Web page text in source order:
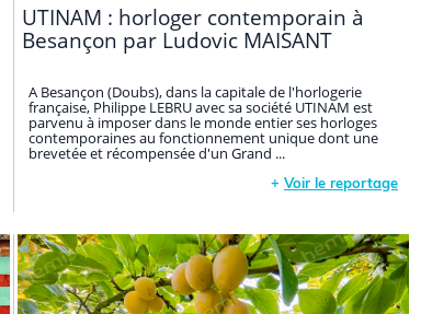
UTINAM : horloger contemporain à
Besançon par Ludovic MAISANT
A Besançon (Doubs), dans la capitale de l'horlogerie
française, Philippe LEBRU avec sa société UTINAM est
parvenu à imposer dans le monde entier ses horloges
contemporaines au fonctionnement unique dont une
brevetée et récompensée d'un Grand ...
+ Voir le reportage